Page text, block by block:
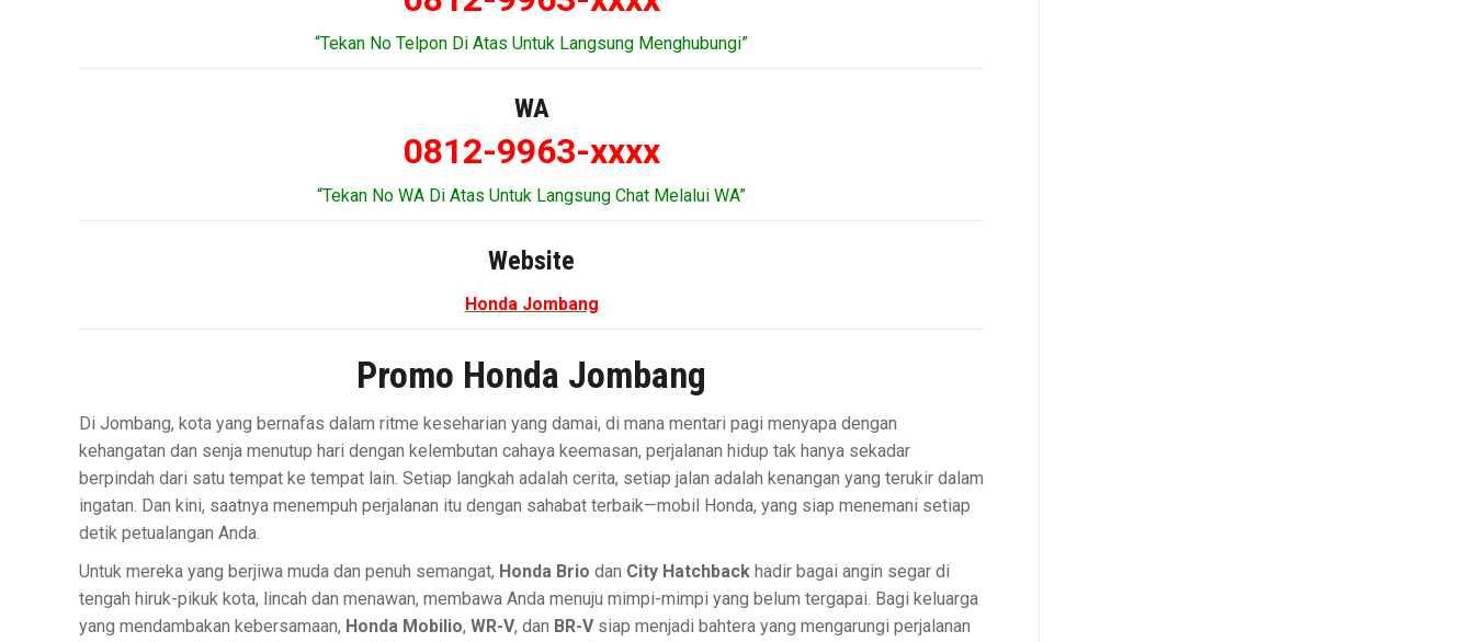
“Tekan No Telpon Di Atas Untuk Langsung Menghubungi”
WA
0812-9963-xxxx
“Tekan No WA Di Atas Untuk Langsung Chat Melalui WA”
Website
Honda Jombang
Promo Honda Jombang
Di Jombang, kota yang bernafas dalam ritme keseharian yang damai, di mana mentari pagi menyapa dengan
kehangatan dan senja menutup hari dengan kelembutan cahaya keemasan, perjalanan hidup tak hanya sekadar
berpindah dari satu tempat ke tempat lain. Setiap langkah adalah cerita, setiap jalan adalah kenangan yang terukir dalam
ingatan. Dan kini, saatnya menempuh perjalanan itu dengan sahabat terbaik—mobil Honda, yang siap menemani setiap
detik petualangan Anda.
Untuk mereka yang berjiwa muda dan penuh semangat, Honda Brio dan City Hatchback hadir bagai angin segar di
tengah hiruk-pikuk kota, lincah dan menawan, membawa Anda menuju mimpi-mimpi yang belum tergapai. Bagi keluarga
yang mendambakan kebersamaan, Honda Mobilio, WR-V, dan BR-Vsiap menjadi bahtera yang mengarungi perjalanan